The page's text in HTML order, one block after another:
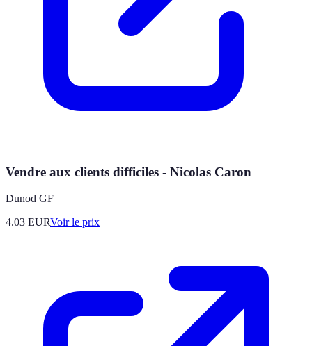
Vendre aux clients difficiles - Nicolas Caron
Dunod GF
4.03 EURVoir le prix